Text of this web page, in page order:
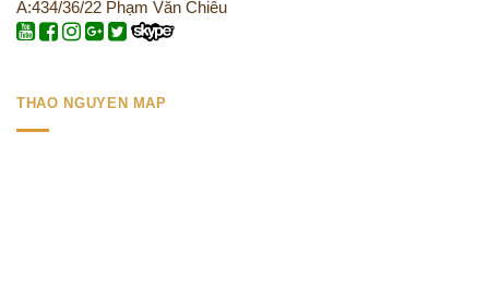
A:434/36/22 Phạm Văn Chiêu
THAO NGUYEN MAP